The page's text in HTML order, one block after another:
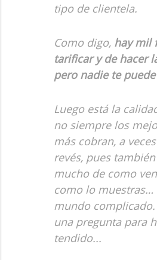
tipo de clientela.
Como digo, hay mil
tarificar y de hacer
pero nadie te
Luego está la
no siempre los
más cobran, a
revés, pues
mucho de como
como lo muestras…
mundo complicado.
una pregunta para
tendido...